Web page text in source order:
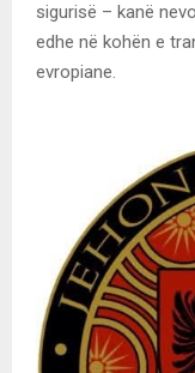
sigurisë – kanë
edhe në kohën e
evropiane.